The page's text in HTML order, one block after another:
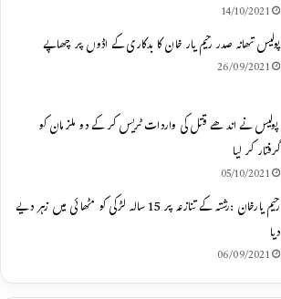
m
14/10/2021
پولیس تھانہ صدر رحیم یار خان کا بدکاری کے اڈوں پر چھاپے
26/09/2021
پولیس نے اندھے قتل کی واردات ٹریس کر کے دو ملزمان کو
گرفتار کر لیا
05/10/2021
رحیم یارخان :رشتہ کے تنازعہ پر 15 سالہ لڑکی کو مٹھائی میں زہر دیے
دیا
06/09/2021